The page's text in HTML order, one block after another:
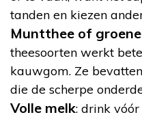
tanden en kiezen
Muntthee of
theesoorten werkt
kauwgom. Ze
die de scherpe
Volle melk: drink